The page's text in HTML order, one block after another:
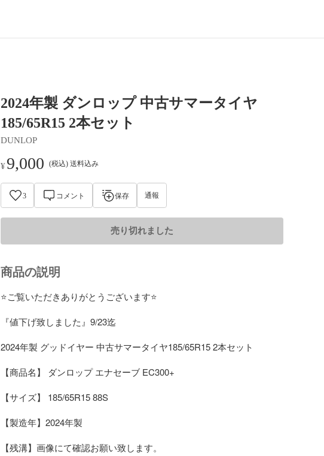
2024年製 ダンロップ 中古サマータイヤ
185/65R15 2本セット
DUNLOP
¥ 9,000 (税込) 送料込み
3 コメント 保存 通報
売り切れました
商品の説明
⭐️ご覧いただきありがとうございます⭐️
『値下げ致しました』9/23迄
2024年製 グッドイヤー 中古サマータイヤ185/65R15 2本セット
【商品名】 ダンロップ エナセーブ EC300+
【サイズ】 185/65R15 88S
【製造年】2024年製
【残溝】画像にて確認お願い致します。